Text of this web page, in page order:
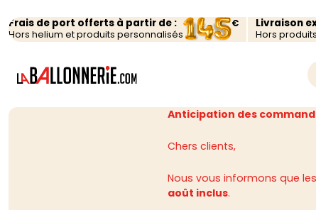
Frais de port offerts à partir de :
Hors helium et produits personnalisés
€ Livraison
Hors
Anticipation des
Chers clients,
Nous vous informons que
août inclus.